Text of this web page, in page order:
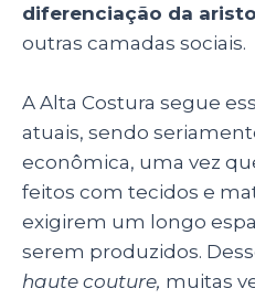
diferenciação da
outras camadas sociais.
A Alta Costura segue
atuais, sendo
econômica, uma vez
feitos com tecidos e
exigirem um longo
serem produzidos.
haute couture, muitas